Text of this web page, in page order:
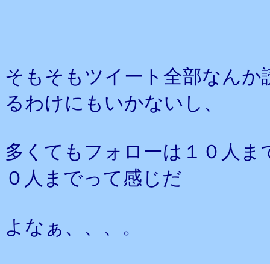
そもそもツイート全部なん
るわけにもいかないし、
多くてもフォローは１０人
０人までって感じだ
よなぁ、、、。